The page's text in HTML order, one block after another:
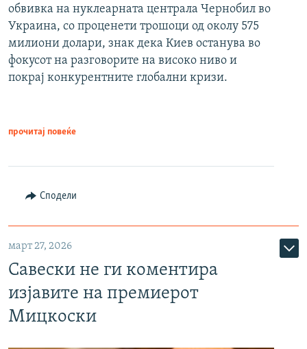
обвивка на нуклеарната централа Чернобил во
Украина, со проценети трошоци од околу 575
милиони долари, знак дека Киев останува во
фокусот на разговорите на високо ниво и
покрај конкурентните глобални кризи.
прочитај повеќе
Сподели
март 27, 2026
Савески не ги коментира
изјавите на премиерот
Мицкоски